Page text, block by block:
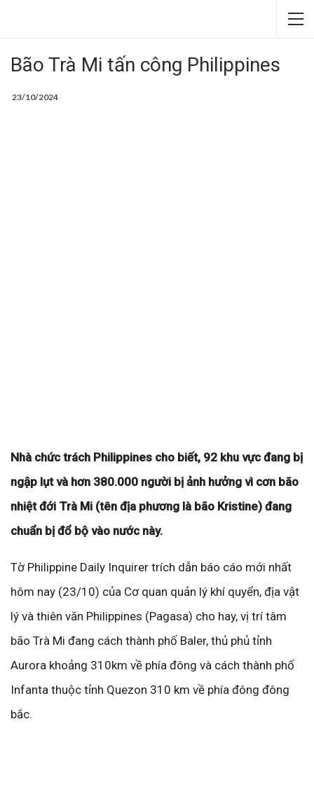
Bão Trà Mi tấn công Philippines
23/10/2024
Nhà chức trách Philippines cho biết, 92 khu vực đang bị
ngập lụt và hơn 380.000 người bị ảnh hưởng vì cơn bão
nhiệt đới Trà Mi (tên địa phương là bão Kristine) đang
chuẩn bị đổ bộ vào nước này.
Tờ Philippine Daily Inquirer trích dẫn báo cáo mới nhất
hôm nay (23/10) của Cơ quan quản lý khí quyển, địa vật
lý và thiên văn Philippines (Pagasa) cho hay, vị trí tâm
bão Trà Mi đang cách thành phố Baler, thủ phủ tỉnh
Aurora khoảng 310km về phía đông và cách thành phố
Infanta thuộc tỉnh Quezon 310 km về phía đông đông
bắc.